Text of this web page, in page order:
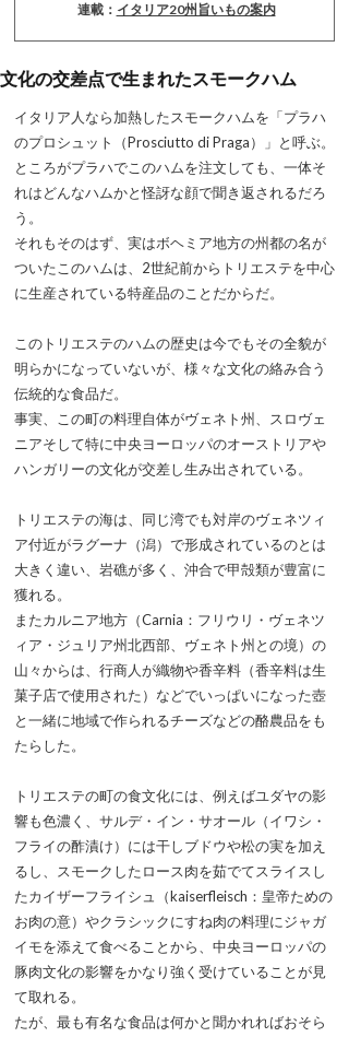
連載： イタリア20州旨いもの案内
文化の交差点で生まれたスモークハム
イタリア人なら加熱したスモークハムを「プラハ
のプロシュット（Prosciutto di Praga）」と呼ぶ。
ところがプラハでこのハムを注文しても、一体そ
れはどんなハムかと怪訝な顔で聞き返されるだろ
う。
それもそのはず、実はボヘミア地方の州都の名が
ついたこのハムは、2世紀前からトリエステを中心
に生産されている特産品のことだからだ。
このトリエステのハムの歴史は今でもその全貌が
明らかになっていないが、様々な文化の絡み合う
伝統的な食品だ。
事実、この町の料理自体がヴェネト州、スロヴェ
ニアそして特に中央ヨーロッパのオーストリアや
ハンガリーの文化が交差し生み出されている。
トリエステの海は、同じ湾でも対岸のヴェネツィ
ア付近がラグーナ（潟）で形成されているのとは
大きく違い、岩礁が多く、沖合で甲殻類が豊富に
獲れる。
またカルニア地方（Carnia：フリウリ・ヴェネツ
ィア・ジュリア州北西部、ヴェネト州との境）の
山々からは、行商人が織物や香辛料（香辛料は生
菓子店で使用された）などでいっぱいになった壺
と一緒に地域で作られるチーズなどの酪農品をも
たらした。
トリエステの町の食文化には、例えばユダヤの影
響も色濃く、サルデ・イン・サオール（イワシ・
フライの酢漬け）には干しブドウや松の実を加え
るし、スモークしたロース肉を茹でてスライスし
たカイザーフライシュ（kaiserfleisch：皇帝ための
お肉の意）やクラシックにすね肉の料理にジャガ
イモを添えて食べることから、中央ヨーロッパの
豚肉文化の影響をかなり強く受けていることが見
て取れる。
たが、最も有名な食品は何かと聞かれればおそら